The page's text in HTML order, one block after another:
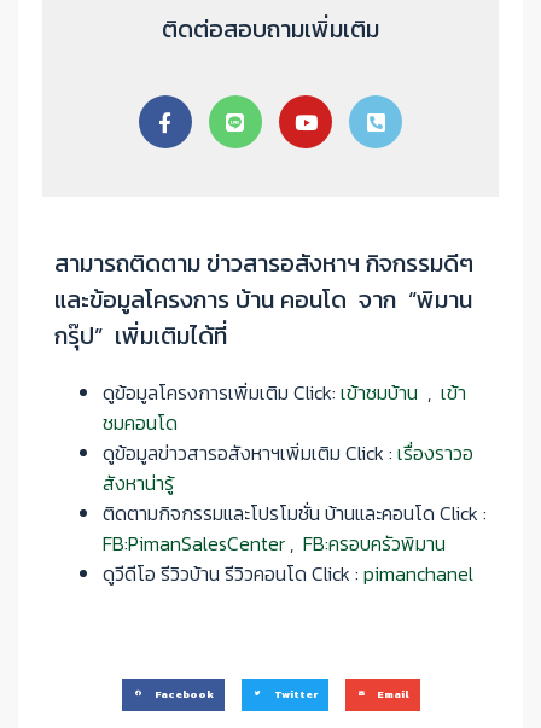
ติดต่อสอบถามเพิ่มเติม
สามารถติดตาม ข่าวสารอสังหาฯ กิจกรรมดีๆ
และข้อมูลโครงการ บ้าน คอนโด จาก “พิมาน
กรุ๊ป” เพิ่มเติมได้ที่‌‌
ดูข้อมูลโครงการเพิ่มเติม Click: เข้าชมบ้าน , เข้า
ชมคอนโด
ดูข้อมูลข่าวสารอสังหาฯเพิ่มเติม Click : เรื่องราวอ
สังหาน่ารู้
‌‌ติดตามกิจกรรมและโปรโมชั่น บ้านและคอนโด Click :
FB:PimanSalesCenter , FB:ครอบครัวพิมาน
‌‌ดูวีดีโอ รีวิวบ้าน รีวิวคอนโด Click : pimanchanel
Facebook Twitter Email